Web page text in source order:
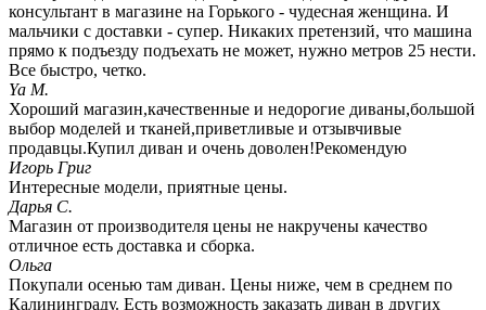
консультант в магазине на Горького - чудесная женщина. И
мальчики с доставки - супер. Никаких претензий, что машина
прямо к подъезду подъехать не может, нужно метров 25 нести.
Все быстро, четко.
Ya M.
Хороший магазин,качественные и недорогие диваны,большой
выбор моделей и тканей,приветливые и отзывчивые
продавцы.Купил диван и очень доволен!Рекомендую
Игорь Григ
Интересные модели, приятные цены.
Дарья С.
Магазин от производителя цены не накручены качество
отличное есть доставка и сборка.
Ольга
Покупали осенью там диван. Цены ниже, чем в среднем по
Калининграду. Есть возможность заказать диван в других